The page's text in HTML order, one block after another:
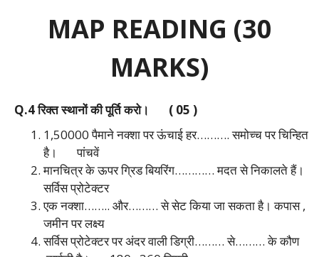
MAP READING (30
MARKS)
Q.4 रिक्त स्थानों की पूर्ति करो। ( 05 )
1,50000 पैमाने नक्शा पर ऊंचाई हर………. समोच्च पर चिन्हित
है।पांचवें
मानचित्र के ऊपर ग्रिड बियरिंग………… मदत से निकालते हैं।
सर्विस प्रोटेक्टर
एक नक्शा…….. और……… से सेट किया जा सकता है।कपास ,
जमीन पर लक्ष्य
सर्विस प्रोटेक्टर पर अंदर वाली डिग्री……… से……… के कौण